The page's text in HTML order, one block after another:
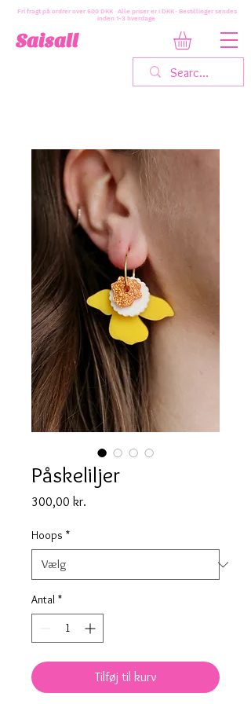
Saisall
Fri fragt på ordrer over 600 DKK · Alle priser er i DKK · Bestillinger sendes
inden 1-3 hverdage
Påskeliljer
300,00 kr.
Hoops *
Antal *
Tilføj til kurv